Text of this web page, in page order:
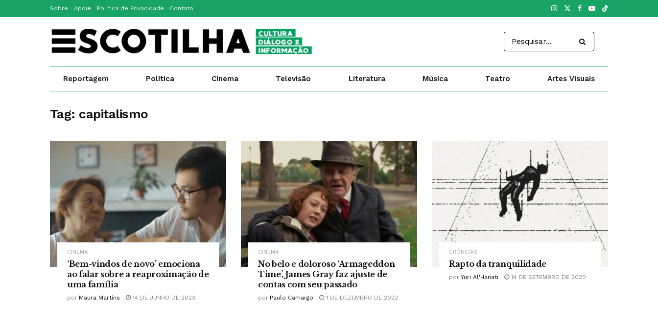
Sobre Apoie Política de Privacidade Contato
Reportagem Política Cinema Televisão Literatura Música Teatro Artes Visuais
Tag: capitalismo
CINEMA
‘Bem-vindos de novo’ emociona
ao falar sobre a reaproximação de
uma família
por Maura Martins 14 DE JUNHO DE 2023
CINEMA
No belo e doloroso ‘Armageddon
Time’, James Gray faz ajuste de
contas com seu passado
por Paulo Camargo 1 DE DEZEMBRO DE 2022
CRÔNICAS
Rapto da tranquilidade
por Yuri Al'Hanati 14 DE SETEMBRO DE 2020